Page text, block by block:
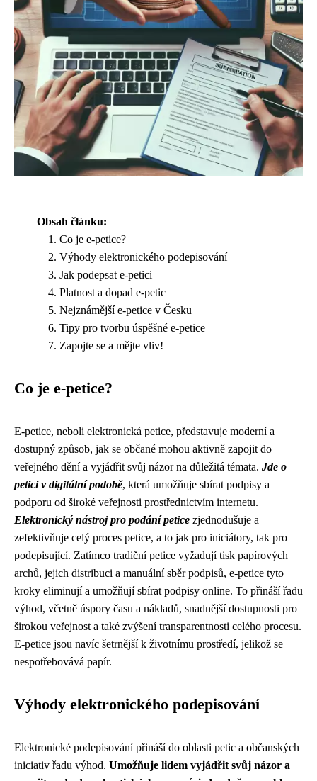
Obsah článku:
Co je e-petice?
Výhody elektronického podepisování
Jak podepsat e-petici
Platnost a dopad e-petic
Nejznámější e-petice v Česku
Tipy pro tvorbu úspěšné e-petice
Zapojte se a mějte vliv!
Co je e-petice?
E-petice, neboli elektronická petice, představuje moderní a
dostupný způsob, jak se občané mohou aktivně zapojit do
veřejného dění a vyjádřit svůj názor na důležitá témata. Jde o
petici v digitální podobě, která umožňuje sbírat podpisy a
podporu od široké veřejnosti prostřednictvím internetu.
Elektronický nástroj pro podání petice zjednodušuje a
zefektivňuje celý proces petice, a to jak pro iniciátory, tak pro
podepisující. Zatímco tradiční petice vyžadují tisk papírových
archů, jejich distribuci a manuální sběr podpisů, e-petice tyto
kroky eliminují a umožňují sbírat podpisy online. To přináší řadu
výhod, včetně úspory času a nákladů, snadnější dostupnosti pro
širokou veřejnost a také zvýšení transparentnosti celého procesu.
E-petice jsou navíc šetrnější k životnímu prostředí, jelikož se
nespotřebovává papír.
Výhody elektronického podepisování
Elektronické podepisování přináší do oblasti petic a občanských
iniciativ řadu výhod. Umožňuje lidem vyjádřit svůj názor a